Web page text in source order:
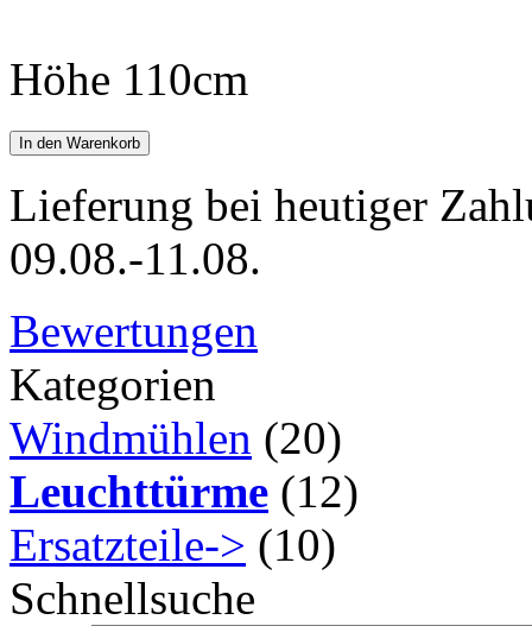
Höhe 110cm
In den Warenkorb
Lieferung bei heutiger
09.08.-11.08.
Bewertungen
Kategorien
Windmühlen (20)
Leuchttürme (12)
Ersatzteile-> (10)
Schnellsuche